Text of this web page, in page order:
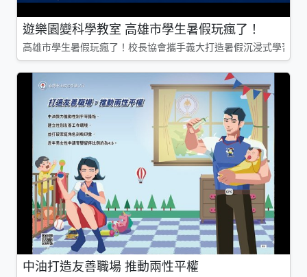
遊樂園變科學教室 高雄市學生暑假玩瘋了！
高雄市學生暑假玩瘋了！校長協會攜手義大打造暑假沉浸式學習基
中油打造友善職場 推動兩性平權